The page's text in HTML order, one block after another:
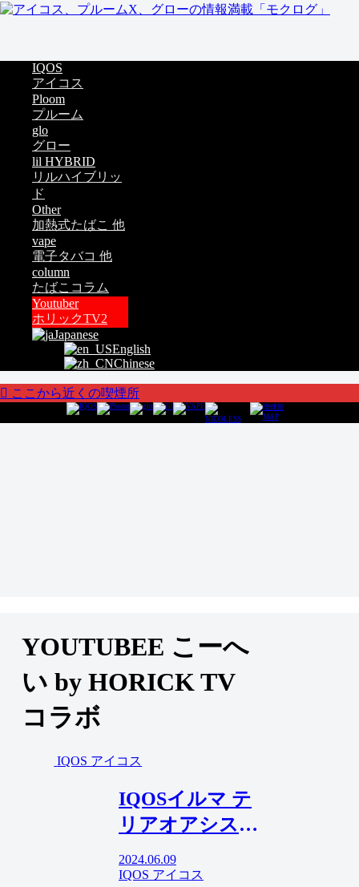
IQOS
アイコス
Ploom
プルーム
glo
グロー
lil HYBRID
リルハイブリッ
ド
Other
加熱式たばこ 他
vape
電子タバコ 他
column
たばこコラム
Youtuber
ホリックTV2
Japanese
English
Chinese
ここから近くの喫煙所
YOUTUBEE こーへ
い by HORICK TV
コラボ
IQOS アイコス
IQOSイルマ テ
リアオアシスパ
ールの口コミと
評判、実際に吸
2024.06.09
IQOS アイコス